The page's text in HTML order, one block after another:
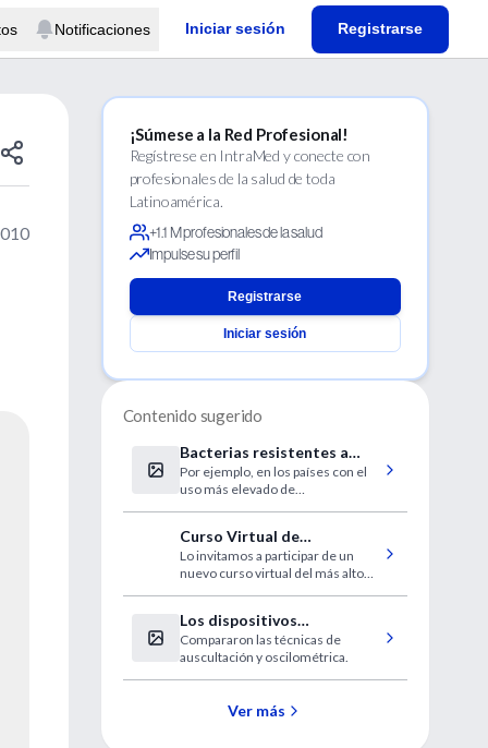
Notificaciones Iniciar sesión Registrarse
¡Súmese a la Red Profesional!
Regístrese en IntraMed y conecte con
profesionales de la salud de toda
Latinoamérica.
+1.1 M profesionales de la salud
Impulse su perfil
Registrarse
Iniciar sesión
Contenido sugerido
Bacterias resistentes a
fármacos crecen en todo el
mundo
Por ejemplo, en los países con el
uso más elevado de
Streptococcus pneumoniae son
resistentes.
Curso Virtual de
Prevención de las
infecciones en Pediatría
Lo invitamos a participar de un
nuevo curso virtual del más alto
Los dispositivos
electrónicos subestiman la
presión sanguínea
Compararon las técnicas de
auscultación y oscilométrica.
Ver más